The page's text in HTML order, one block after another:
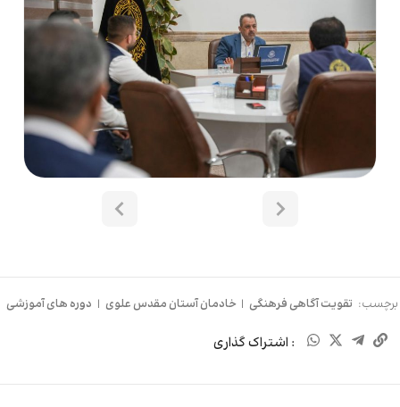
برچسب: تقویت آگاهی فرهنگی | خادمان آستان مقدس علوی | دوره های آموزشی
: اشتراک گذاری